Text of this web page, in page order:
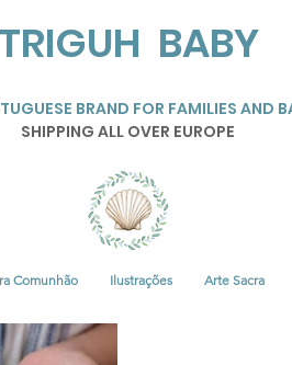
TRIGUH BABY
BRAND FOR FAMILIES AND
SHIPPING ALL OVER EUROPE
Comunhão Ilustrações Arte Sacra